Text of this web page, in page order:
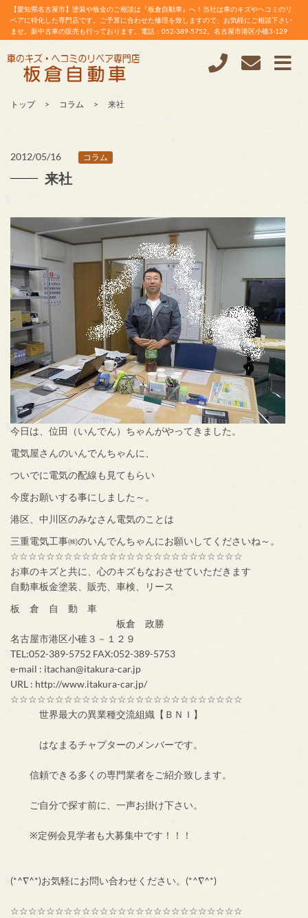
【愛知県名古屋市】塗装や板金のご相談は『板倉自動車』へ！当社は車のキズやヘコミのリ
ペアに特化した専門店です。ご予算に合わせた修理を致しますので、お気軽にご相談下さい
ませ。新中古車の販売も行っております。電話：052-389-5752。名古屋市港区小碓3-129
トップ コラム 来社
2012/05/16 コラム
来社
今日は、位田（いんでん）ちゃんがやってきました。
電気屋さんのいんでんちゃんに、
ついでに電気の配線も見てもらい
今度お願いする事にしました～。
港区、中川区のみなさん電気のことは
三重電気工事㈱のいんでんちゃんにお願いしてくださいね～。
☆☆☆☆☆☆☆☆☆☆☆☆☆☆☆☆☆☆☆☆☆☆☆☆☆☆
お車のキズと共に、心のキズもなおさせていただきます
自動車板金塗装、販売、車検、リース
板 倉 自 動 車
板倉 政勝
名古屋市港区小碓３－１２９
TEL:052-389-5752 FAX:052-389-5753
e-mail : itachan@itakura-car.jp
URL : http://www.itakura-car.jp/
☆☆☆☆☆☆☆☆☆☆☆☆☆☆☆☆☆☆☆☆☆☆☆☆☆☆
世界最大の異業種交流組織【ＢＮＩ】
はなまるチャプターのメンバーです。
信頼できる多くの専門業者をご紹介致します。
ご自分で探す前に、一声お掛け下さい。
※定例会見学者も大募集中です！！！
(*^∇^*)お気軽にお問い合わせください。(*^∇^*)
☆☆☆☆☆☆☆☆☆☆☆☆☆☆☆☆☆☆☆☆☆☆☆☆☆☆